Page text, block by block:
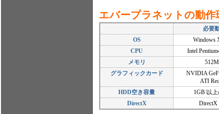
エバープラネットの動
必要
OS
Windows
CPU
Intel
メモリ
グラフィックカード
NVIDIA
ATI
HDD空き容量
1GB 以
DirectX
DirectX